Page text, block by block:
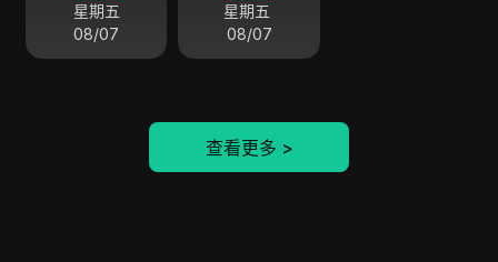
星期五
08/07
星期五
08/07
查看更多 >